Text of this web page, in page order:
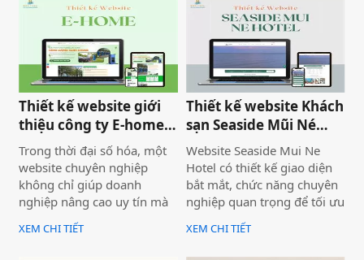
du lịch và thuê xe
màu xanh dương và đỏ làm
nổi bật lên những nội dung
chính của website.
Thiết kế website giới
thiệu công ty E-home
Bình Thuận
Trong thời đại số hóa, một
website chuyên nghiệp
không chỉ giúp doanh
nghiệp nâng cao uy tín mà
còn là công cụ tiếp cận
khách hàng hiệu quả. Dịch
XEM CHI TIẾT
Thiết kế website Khách
sạn Seaside Mũi Né
chuyên nghiệp
Website Seaside Mui Ne
Hotel có thiết kế giao diện
bắt mắt, chức năng chuyên
nghiệp quan trọng để tối ưu
trải nghiệm người dùng và
hỗ trợ hoạt động kinh
XEM CHI TIẾT